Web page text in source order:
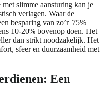
slimme aansturing kan je
verlagen. Waar de
besparing van zo’n 75%
10-20% bovenop doen. Het
dan strikt noodzakelijk. Het
sfeer en duurzaamheid met
Een